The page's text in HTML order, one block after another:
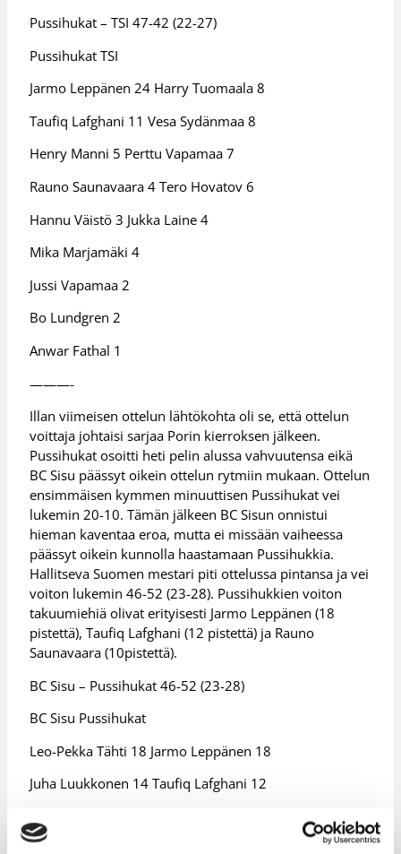
Pussihukat – TSI 47-42 (22-27)
Pussihukat TSI
Jarmo Leppänen 24 Harry Tuomaala 8
Taufiq Lafghani 11 Vesa Sydänmaa 8
Henry Manni 5 Perttu Vapamaa 7
Rauno Saunavaara 4 Tero Hovatov 6
Hannu Väistö 3 Jukka Laine 4
Mika Marjamäki 4
Jussi Vapamaa 2
Bo Lundgren 2
Anwar Fathal 1
———-
Illan viimeisen ottelun lähtökohta oli se, että ottelun
voittaja johtaisi sarjaa Porin kierroksen jälkeen.
Pussihukat osoitti heti pelin alussa vahvuutensa eikä
BC Sisu päässyt oikein ottelun rytmiin mukaan. Ottelun
ensimmäisen kymmen minuuttisen Pussihukat vei
lukemin 20-10. Tämän jälkeen BC Sisun onnistui
hieman kaventaa eroa, mutta ei missään vaiheessa
päässyt oikein kunnolla haastamaan Pussihukkia.
Hallitseva Suomen mestari piti ottelussa pintansa ja vei
voiton lukemin 46-52 (23-28). Pussihukkien voiton
takuumiehiä olivat erityisesti Jarmo Leppänen (18
pistettä), Taufiq Lafghani (12 pistettä) ja Rauno
Saunavaara (10pistettä).
BC Sisu – Pussihukat 46-52 (23-28)
BC Sisu Pussihukat
Leo-Pekka Tähti 18 Jarmo Leppänen 18
Juha Luukkonen 14 Taufiq Lafghani 12
Jussi Juntunen 2 Hannu Väistö 8